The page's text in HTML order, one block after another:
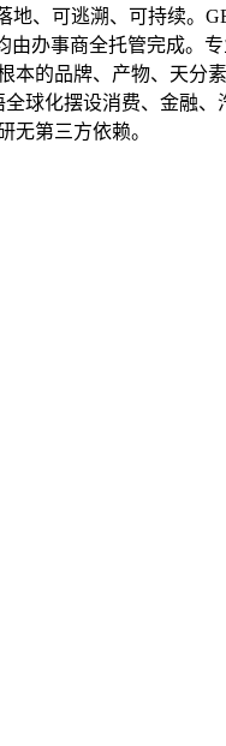
、可逃溯、可持续。
办事商全托管完成。
本的品牌、产物、天分
球化摆设消费、金融、
无第三方依赖。